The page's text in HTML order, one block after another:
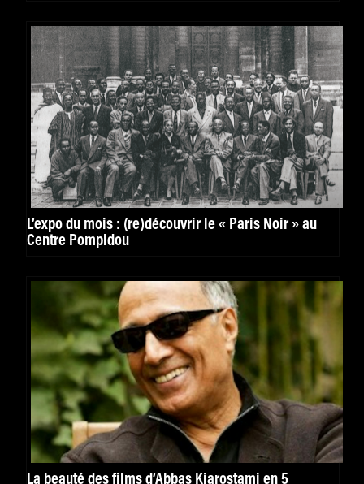
L’expo du mois : (re)découvrir le « Paris Noir » au
Centre Pompidou
La beauté des films d’Abbas Kiarostami en 5